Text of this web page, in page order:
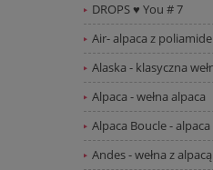
DROPS ♥ You # 7
Air- alpaca z
Alaska - klasyczna
Alpaca - wełna alpaca
Alpaca Boucle - alpaca
Andes - wełna z alpacą